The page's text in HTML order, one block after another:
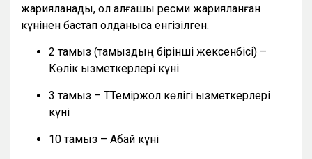
жарияланады, ол алғашқы ресми жарияланған
күнінен бастап қолданысқа енгізілген.
2 тамыз (тамыздың бірінші жексенбісі) –
Көлік қызметкерлері күні
3 тамыз – ТТеміржол көлігі қызметкерлері
күні
10 тамыз – Абай күні